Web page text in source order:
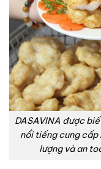
DASAVINA được
nổi tiếng cung cấp
lượng và an